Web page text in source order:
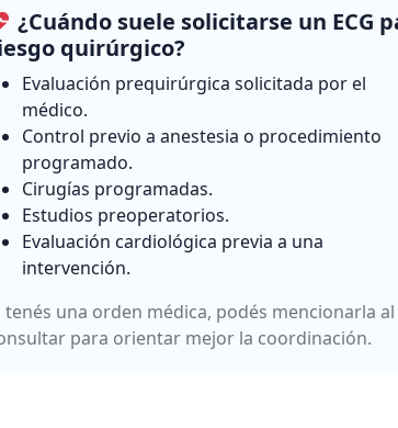
¿Cuándo suele solicitarse un ECG
quirúrgico?
Evaluación prequirúrgica solicitada por el
médico.
Control previo a anestesia o procedimiento
programado.
Cirugías programadas.
Estudios preoperatorios.
Evaluación cardiológica previa a una
intervención.
tenés una orden médica, podés mencionarla al
para orientar mejor la coordinación.